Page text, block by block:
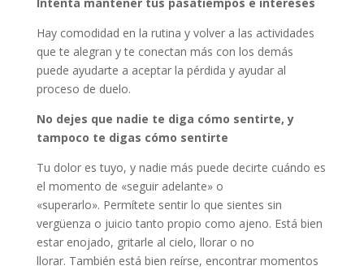
Hay comodidad en la rutina y volver a las actividades
que te alegran y te conectan más con los demás
puede ayudarte a aceptar la pérdida y ayudar al
proceso de duelo.
No dejes que nadie te diga cómo sentirte, y
tampoco te digas cómo sentirte
Tu dolor es tuyo, y nadie más puede decirte cuándo es
el momento de «seguir adelante» o
«superarlo». Permítete sentir lo que sientes sin
vergüenza o juicio tanto propio como ajeno. Está bien
estar enojado, gritarle al cielo, llorar o no
llorar. También está bien reírse, encontrar momentos